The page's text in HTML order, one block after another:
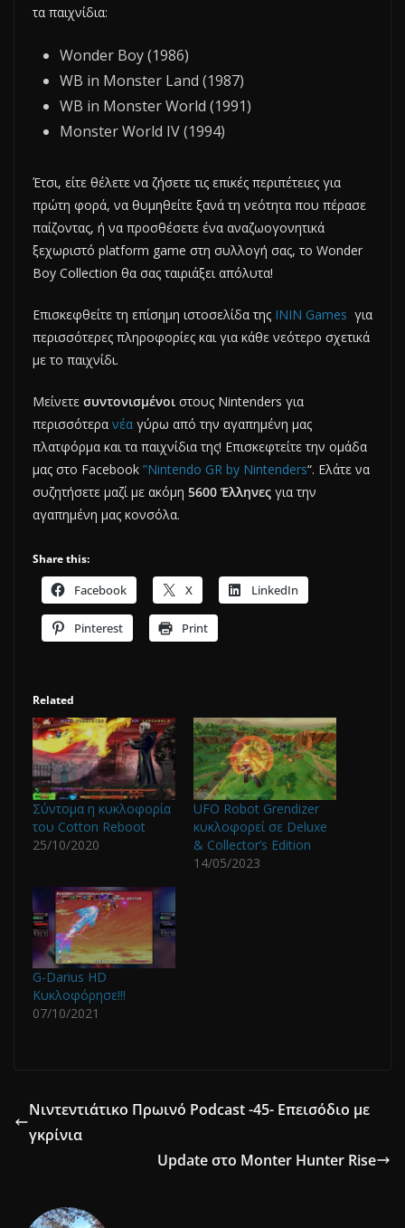
τα παιχνίδια:
Wonder Boy (1986)
WB in Monster Land (1987)
WB in Monster World (1991)
Monster World IV (1994)
Έτσι, είτε θέλετε να ζήσετε τις επικές περιπέτειες για
πρώτη φορά, να θυμηθείτε ξανά τη νεότητα που πέρασε
παίζοντας, ή να προσθέσετε ένα αναζωογονητικά
ξεχωριστό platform game στη συλλογή σας, το Wonder
Boy Collection θα σας ταιριάξει απόλυτα!
Επισκεφθείτε τη επίσημη ιστοσελίδα της ININ Games για
περισσότερες πληροφορίες και για κάθε νεότερο σχετικά
με το παιχνίδι.
Μείνετε συντονισμένοι στους Nintenders για
περισσότερα νέα γύρω από την αγαπημένη μας
πλατφόρμα και τα παιχνίδια της! Επισκεφτείτε την ομάδα
μας στο Facebook ”Nintendo GR by Nintenders“. Ελάτε να
συζητήσετε μαζί με ακόμη 5600 Έλληνες για την
αγαπημένη μας κονσόλα.
Share this:
Facebook X LinkedIn
Pinterest Print
Related
Σύντομα η κυκλοφορία
του Cotton Reboot
25/10/2020
UFO Robot Grendizer
κυκλοφορεί σε Deluxe
& Collector’s Edition
14/05/2023
G-Darius HD
Κυκλοφόρησε!!!
07/10/2021
Νιντεντιάτικο Πρωινό Podcast -45- Επεισόδιο με
γκρίνια
Update στο Monter Hunter Rise